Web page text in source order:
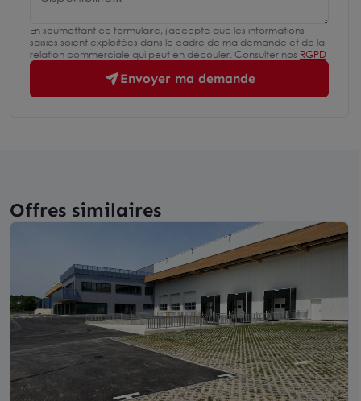
En soumettant ce formulaire, j'accepte que les informations
saisies soient exploitées dans le cadre de ma demande et de la
relation commerciale qui peut en découler. Consulter nos RGPD
Envoyer ma demande
Offres similaires